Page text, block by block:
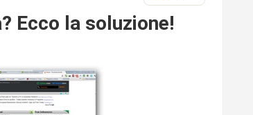
Ecco la soluzione!